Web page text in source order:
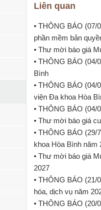
Liên quan
• THÔNG BÁO (07/
phần mềm bản
• Thư mời báo giá
• THÔNG BÁO (04/
Bình
• THÔNG BÁO (04/
viện Đa khoa Hòa
• THÔNG BÁO (04/
• Thư mời báo giá
• THÔNG BÁO (29/
khoa Hòa Bình năm
• Thư mời báo giá
2027
• THÔNG BÁO (21/
hóa, dịch vụ năm
• THÔNG BÁO (20/